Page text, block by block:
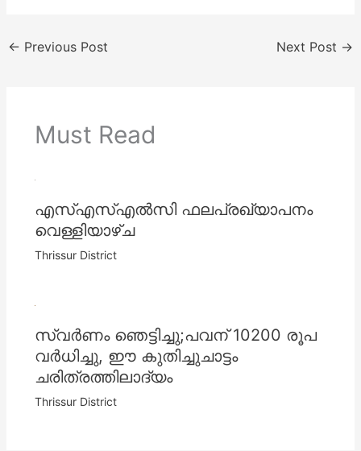
← Previous Post Next Post →
Must Read
എസ്‌എസ്‌എല്‍സി ഫലപ്രഖ്യാപനം
വെള്ളിയാഴ്ച
Thrissur District
സ്വര്‍ണം ഞെട്ടിച്ചു;പവന് 10200 രൂപ
വര്‍ധിച്ചു, ഈ കുതിച്ചുചാട്ടം
ചരിത്രത്തിലാദ്യം
Thrissur District